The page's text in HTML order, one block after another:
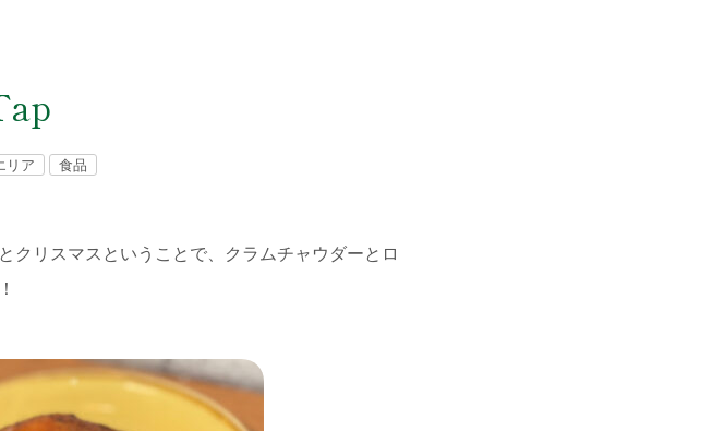
リア 食品
クリスマスということで、クラムチャウダーとロ